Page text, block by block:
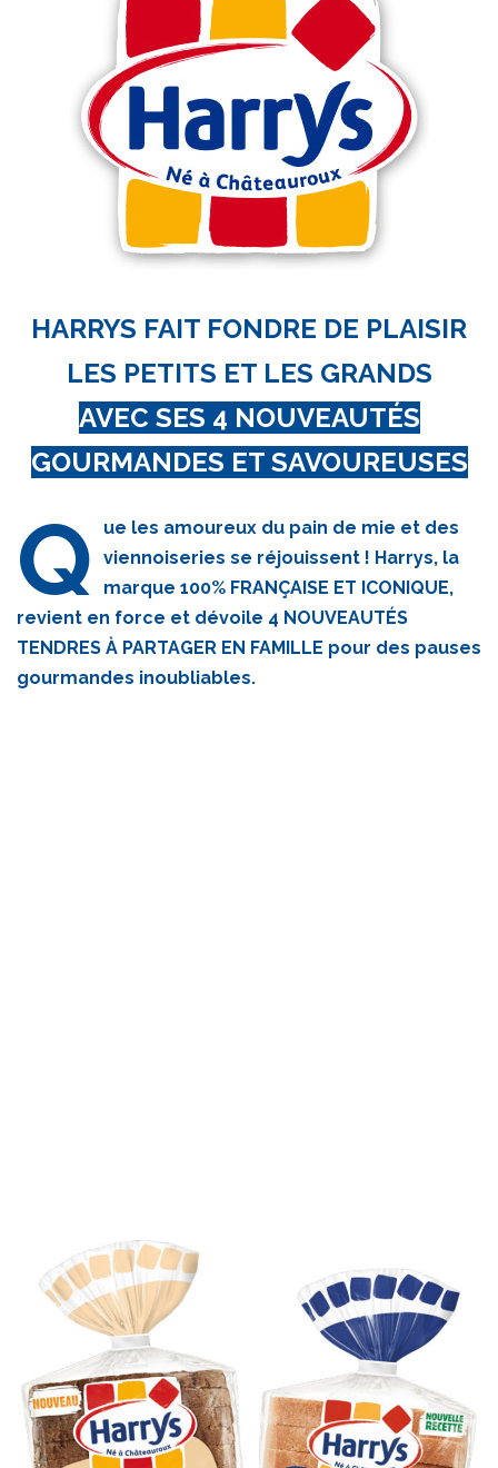
HARRYS FAIT FONDRE DE PLAISIR
LES PETITS ET LES GRANDS
AVEC SES 4 NOUVEAUTÉS
GOURMANDES ET SAVOUREUSES
Q
ue les amoureux du pain de mie et des
viennoiseries se réjouissent ! Harrys, la
marque 100% FRANÇAISE ET ICONIQUE,
revient en force et dévoile 4 NOUVEAUTÉS
TENDRES À PARTAGER EN FAMILLE pour des pauses
gourmandes inoubliables.